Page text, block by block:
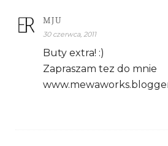
MJU
30 czerwca, 2011
Buty extra! :)
Zapraszam tez do mnie